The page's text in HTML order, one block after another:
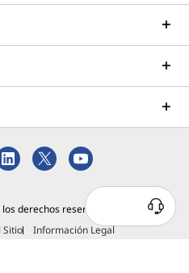
derechos reservados.
Sitio Información Legal